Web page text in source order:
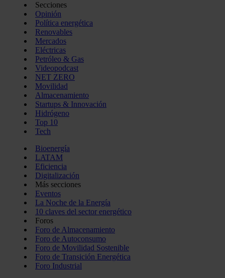
Secciones
Opinión
Política energética
Renovables
Mercados
Eléctricas
Petróleo & Gas
Videopodcast
NET ZERO
Movilidad
Almacenamiento
Startups & Innovación
Hidrógeno
Top 10
Tech
Bioenergía
LATAM
Eficiencia
Digitalización
Más secciones
Eventos
La Noche de la Energía
10 claves del sector energético
Foros
Foro de Almacenamiento
Foro de Autoconsumo
Foro de Movilidad Sostenible
Foro de Transición Energética
Foro Industrial